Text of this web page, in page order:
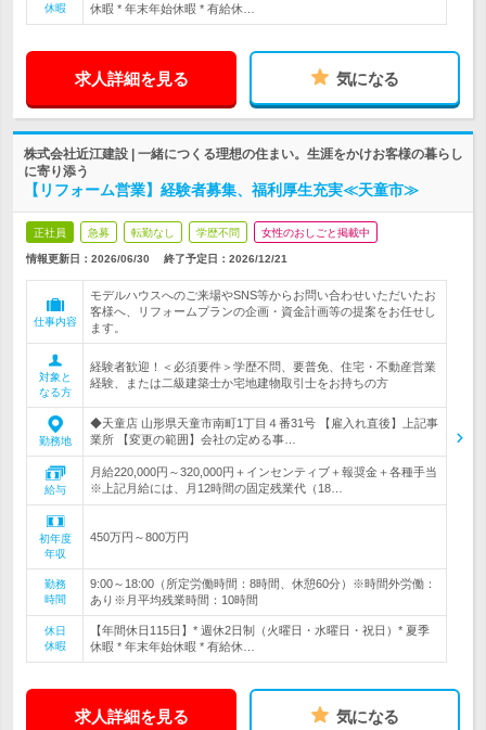
休暇
休暇 * 年末年始休暇 * 有給休…
求人詳細を見る 気になる
株式会社近江建設 | 一緒につくる理想の住まい。生涯をかけお客様の暮らし
に寄り添う
【リフォーム営業】経験者募集、福利厚生充実≪天童市≫
正社員 急募 転勤なし 学歴不問 女性のおしごと掲載中
情報更新日：2026/06/30 終了予定日： 2026/12/21
仕事内容
モデルハウスへのご来場やSNS等からお問い合わせいただいたお
客様へ、リフォームプランの企画・資金計画等の提案をお任せし
ます。
対象と
なる方
経験者歓迎！＜必須要件＞学歴不問、要普免、住宅・不動産営業
経験、または二級建築士か宅地建物取引士をお持ちの方
勤務地
◆天童店 山形県天童市南町1丁目４番31号 【雇入れ直後】上記事
業所 【変更の範囲】会社の定める事…
給与
月給220,000円～320,000円＋インセンティブ＋報奨金＋各種手当
※上記月給には、月12時間の固定残業代（18…
初年度
年収
450万円～800万円
勤務
時間
9:00～18:00（所定労働時間：8時間、休憩60分）※時間外労働：
あり※月平均残業時間：10時間
休日
休暇
【年間休日115日】* 週休2日制（火曜日・水曜日・祝日）* 夏季
休暇 * 年末年始休暇 * 有給休…
求人詳細を見る 気になる